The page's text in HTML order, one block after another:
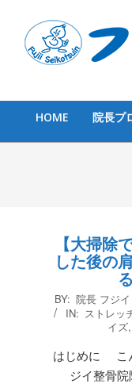
content
Navigation
HOME 院長プ
【大掃除
した後の
2025-
12-
BY: 院長 フジイ
IN: ストレッ
イズ,
はじめに こ
ジイ整骨